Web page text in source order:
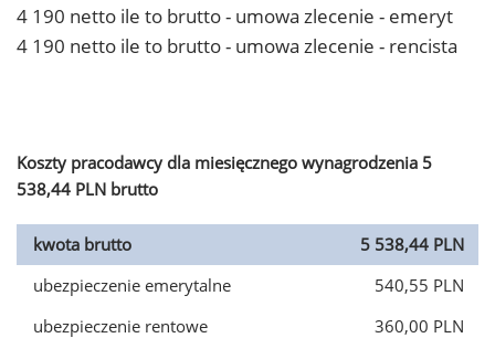
4 190 netto ile to brutto - umowa zlecenie - emeryt
4 190 netto ile to brutto - umowa zlecenie - rencista
Koszty pracodawcy dla miesięcznego wynagrodzenia 5
538,44 PLN brutto
kwota brutto
5 538,44 PLN
ubezpieczenie emerytalne
540,55 PLN
ubezpieczenie rentowe
360,00 PLN